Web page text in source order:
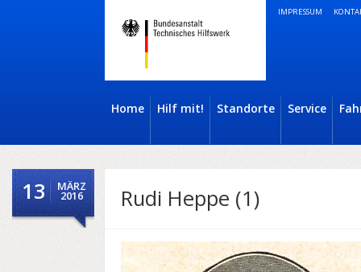
IMPRESSUM
Home Hilf mit! Standorte Service
13 MÄRZ
2016 Rudi Heppe (1)